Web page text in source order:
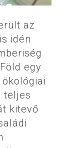
az
idén
egy
teljes
kitevő